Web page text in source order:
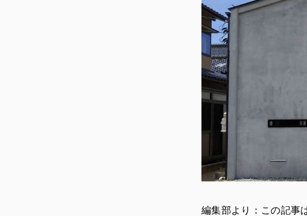
編集部より：この記事